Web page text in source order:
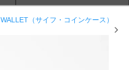
WALLET（サイフ・コインケース）